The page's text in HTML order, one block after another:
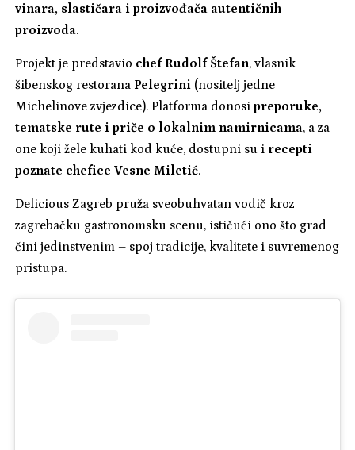
vinara, slastičara i proizvođača autentičnih
proizvoda.
Projekt je predstavio chef Rudolf Štefan, vlasnik
šibenskog restorana Pelegrini (nositelj jedne
Michelinove zvjezdice). Platforma donosipreporuke,
tematske rute i priče o lokalnim namirnicama, a za
one koji žele kuhati kod kuće, dostupni su i recepti
poznate chefice Vesne Miletić.
Delicious Zagreb pruža sveobuhvatan vodič kroz
zagrebačku gastronomsku scenu, ističući ono što grad
čini jedinstvenim – spoj tradicije, kvalitete i suvremenog
pristupa.